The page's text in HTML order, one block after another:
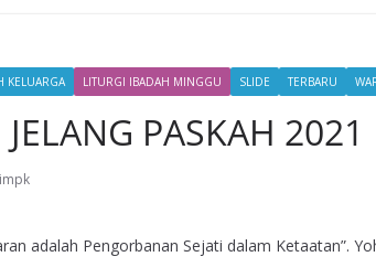
KELUARGA LITURGI IBADAH MINGGU SLIDE TERBARU
JELANG PASKAH 2021
adalah Pengorbanan Sejati dalam Ketaatan”.